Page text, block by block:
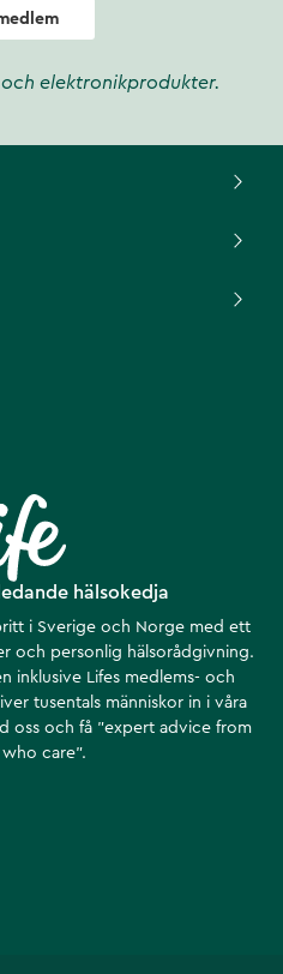
elektronikprodukter.
hälsokedja
i Sverige och Norge med ett
och personlig hälsorådgivning.
inklusive Lifes medlems- och
tusentals människor in i våra
oss och få ”expert advice from
care”.